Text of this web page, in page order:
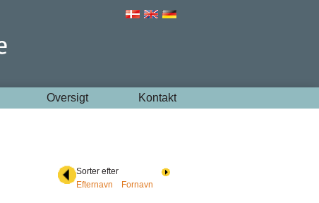
Oversigt Kontakt
Sorter efter
Efternavn
Fornavn